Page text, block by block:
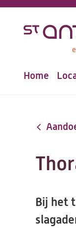
inhoud
Home
Bij het